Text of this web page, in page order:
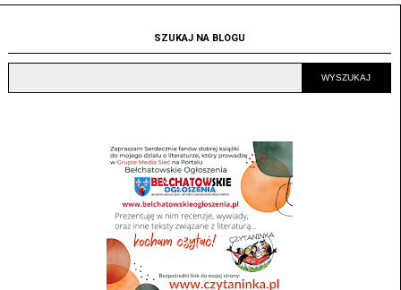
SZUKAJ NA BLOGU